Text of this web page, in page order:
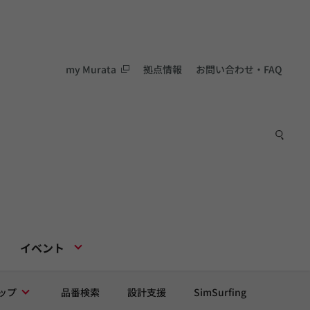
my Murata 拠点情報 お問い合わせ・FAQ
イベント
プ 品番検索 設計支援 SimSurfing